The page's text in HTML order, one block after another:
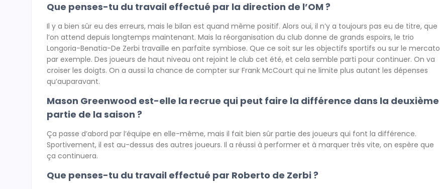
Que penses-tu du travail effectué par la direction de l’OM ?
Il y a bien sûr eu des erreurs, mais le bilan est quand même positif. Alors oui, il n’y a toujours pas eu de titre, que
l’on attend depuis longtemps maintenant. Mais la réorganisation du club donne de grands espoirs, le trio
Longoria-Benatia-De Zerbi travaille en parfaite symbiose. Que ce soit sur les objectifs sportifs ou sur le mercato
par exemple. Des joueurs de haut niveau ont rejoint le club cet été, et cela semble parti pour continuer. On va
croiser les doigts. On a aussi la chance de compter sur Frank McCourt qui ne limite plus autant les dépenses
qu’auparavant.
Mason Greenwood est-elle la recrue qui peut faire la différence dans la deuxième
partie de la saison ?
Ça passe d’abord par l’équipe en elle-même, mais il fait bien sûr partie des joueurs qui font la différence.
Sportivement, il est au-dessus des autres joueurs. Il a réussi à performer et à marquer très vite, on espère que
ça continuera.
Que penses-tu du travail effectué par Roberto de Zerbi ?